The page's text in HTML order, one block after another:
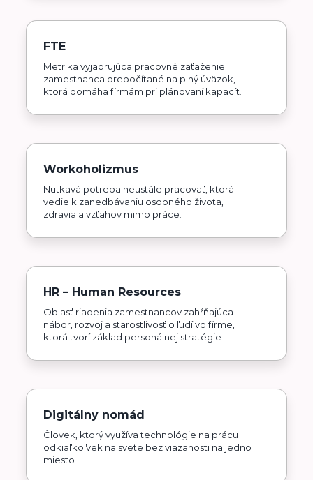
FTE
Metrika vyjadrujúca pracovné zaťaženie
zamestnanca prepočítané na plný úväzok,
ktorá pomáha firmám pri plánovaní kapacít.
Workoholizmus
Nutkavá potreba neustále pracovať, ktorá
vedie k zanedbávaniu osobného života,
zdravia a vzťahov mimo práce.
HR – Human Resources
Oblasť riadenia zamestnancov zahŕňajúca
nábor, rozvoj a starostlivosť o ľudí vo firme,
ktorá tvorí základ personálnej stratégie.
Digitálny nomád
Človek, ktorý využíva technológie na prácu
odkiaľkoľvek na svete bez viazanosti na jedno
miesto.